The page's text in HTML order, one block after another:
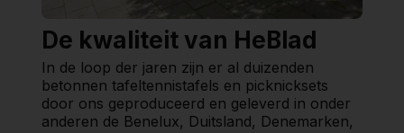
De kwaliteit van HeBlad
In de loop der jaren zijn er al duizenden
betonnen tafeltennistafels en picknicksets
door ons geproduceerd en geleverd in onder
anderen de Benelux, Duitsland, Denemarken,